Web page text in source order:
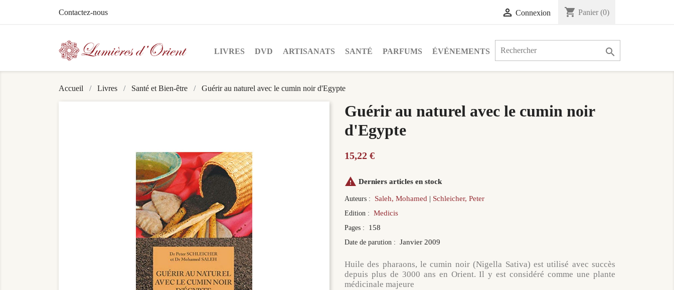
Contactez-nous  Connexion shopping_cart Panier (0)
LIVRES DVD ARTISANATS SANTÉ PARFUMS ÉVÉNEMENTS 
Accueil Livres Santé et Bien-être Guérir au naturel avec le cumin noir d'Egypte
Guérir au naturel avec le cumin noir
d'Egypte
15,22 €
 Derniers articles en stock
Auteurs : Saleh, Mohamed Schleicher, Peter
Edition : Medicis
Pages : 158
Date de parution : Janvier 2009
Huile des pharaons, le cumin noir (Nigella Sativa) est utilisé avec succès
depuis plus de 3000 ans en Orient. Il y est considéré comme une plante
médicinale majeure